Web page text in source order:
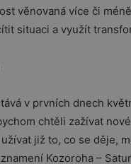
věnovaná více či
situaci a využít
v prvních dnech
chtěli zažívat
již to, co se děje,
Kozoroha –